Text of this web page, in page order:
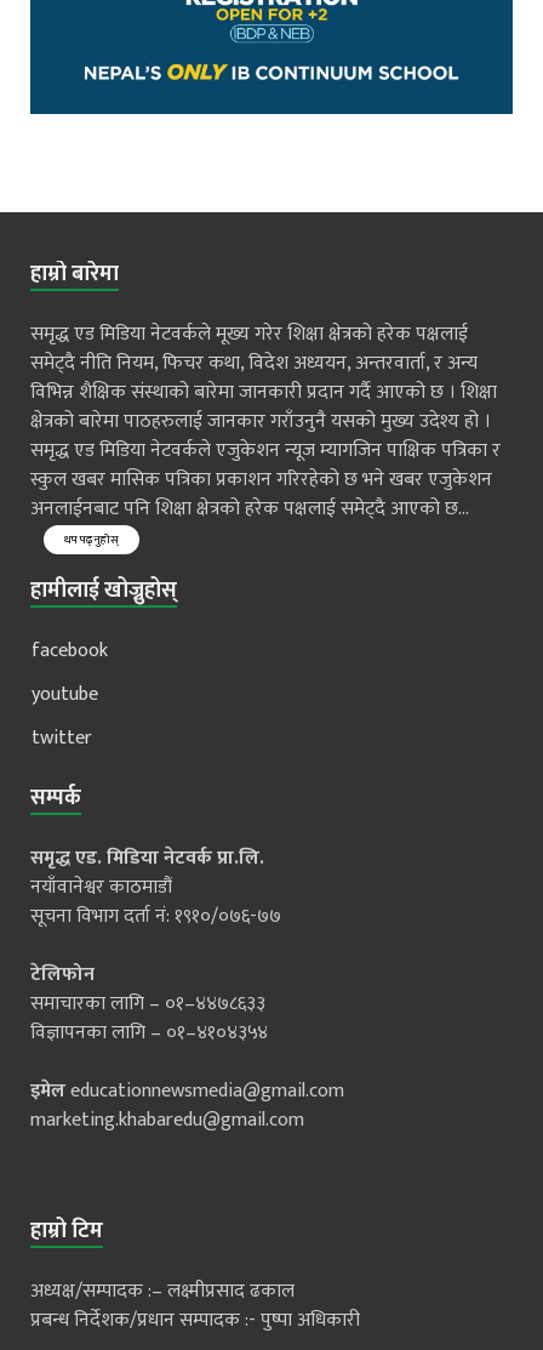
हाम्रो बारेमा
समृद्ध एड मिडिया नेटवर्कले मूख्य गरेर शिक्षा क्षेत्रको हरेक पक्षलाई
समेट्दै नीति नियम, फिचर कथा, विदेश अध्ययन, अन्तरवार्ता, र अन्य
विभिन्न शैक्षिक संस्थाको बारेमा जानकारी प्रदान गर्दै आएको छ । शिक्षा
क्षेत्रको बारेमा पाठहरुलाई जानकार गराँउनुनै यसको मुख्य उदेश्य हो ।
समृद्ध एड मिडिया नेटवर्कले एजुकेशन न्यूज म्यागजिन पाक्षिक पत्रिका र
स्कुल खबर मासिक पत्रिका प्रकाशन गरिरहेको छ भने खबर एजुकेशन
अनलाईनबाट पनि शिक्षा क्षेत्रको हरेक पक्षलाई समेट्दै आएको छ...
थप पढ्नुहोस्
हामीलाई खोज्नुहोस्
facebook
youtube
twitter
सम्पर्क
समृद्ध एड. मिडिया नेटवर्क प्रा.लि.
नयाँवानेश्वर काठमाडौं
सूचना विभाग दर्ता नं: १९१०/०७६-७७
टेलिफोन
समाचारका लागि – ०१–४४७८६३३
विज्ञापनका लागि – ०१–४१०४३५४
इमेलeducationnewsmedia@gmail.com
marketing.khabaredu@gmail.com
हाम्रो टिम
अध्यक्ष/सम्पादक :– लक्ष्मीप्रसाद ढकाल
प्रबन्ध निर्देशक/प्रधान सम्पादक :- पुष्पा अधिकारी